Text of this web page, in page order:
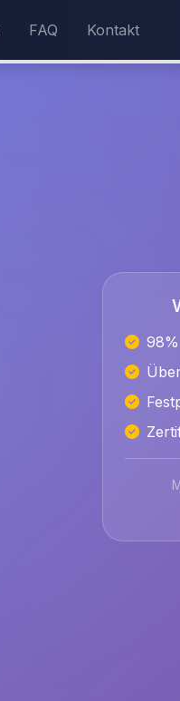
FAQ Kontakt